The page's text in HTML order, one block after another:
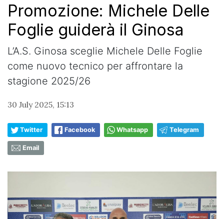
Promozione: Michele Delle
Foglie guiderà il Ginosa
L’A.S. Ginosa sceglie Michele Delle Foglie
come nuovo tecnico per affrontare la
stagione 2025/26
30 July 2025, 15:13
Twitter Facebook Whatsapp Telegram
Email